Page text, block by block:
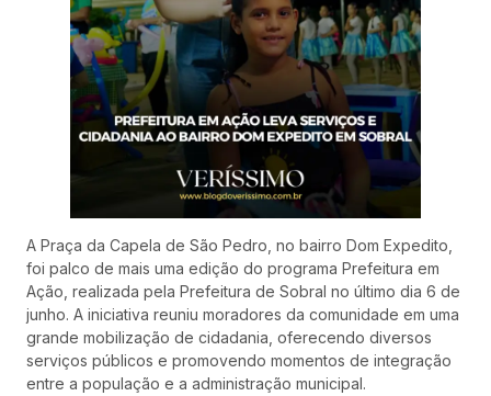
A Praça da Capela de São Pedro, no bairro Dom Expedito,
foi palco de mais uma edição do programa Prefeitura em
Ação, realizada pela Prefeitura de Sobral no último dia 6 de
junho. A iniciativa reuniu moradores da comunidade em uma
grande mobilização de cidadania, oferecendo diversos
serviços públicos e promovendo momentos de integração
entre a população e a administração municipal.